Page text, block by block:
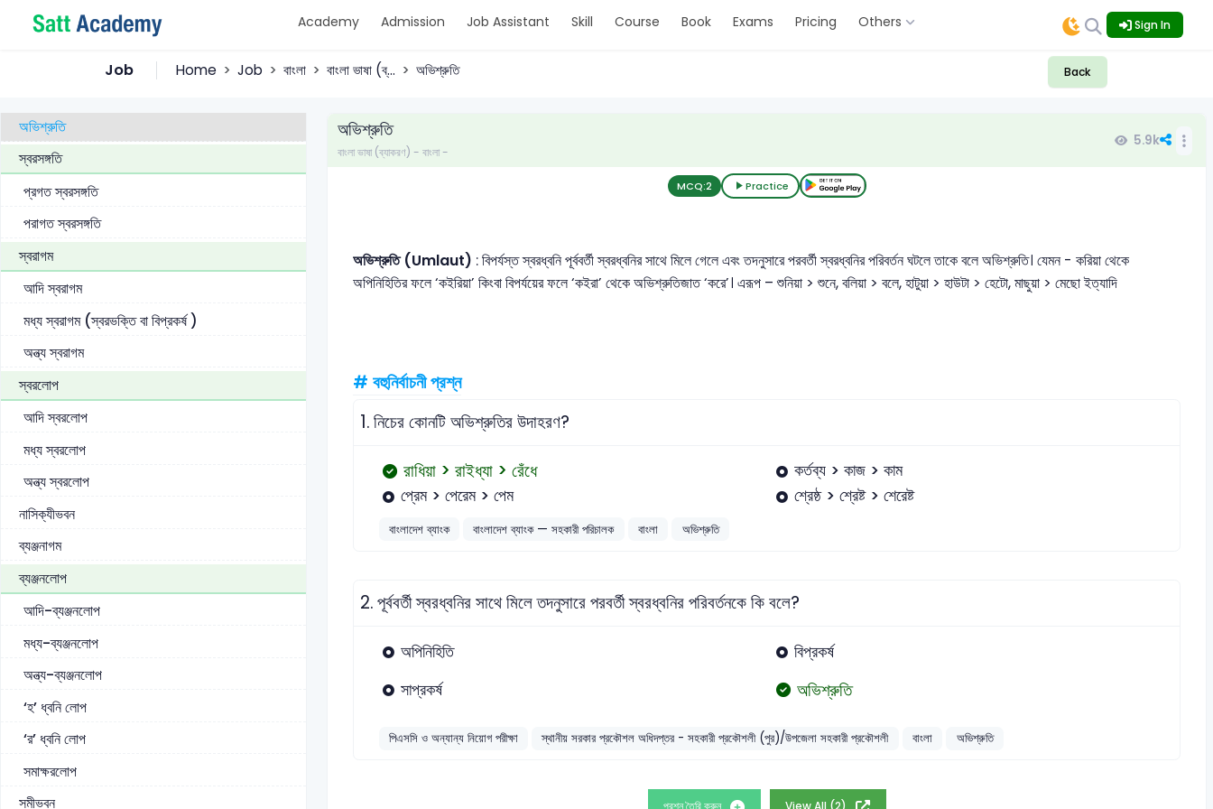
Academy Admission Job Assistant Skill Course Book Exams Pricing Others Sign In
Job Home Job বাংলা বাংলা ভাষা (ব্... অভিশ্রুতি Back
যুক্তবর্ণ
অভিশ্রুতি
স্বরসঙ্গতি
প্রগত স্বরসঙ্গতি
পরাগত স্বরসঙ্গতি
স্বরাগম
আদি স্বরাগম
মধ্য স্বরাগম (স্বরভক্তি বা বিপ্রকর্ষ )
অন্ত্য স্বরাগম
স্বরলোপ
আদি স্বরলোপ
মধ্য স্বরলোপ
অন্ত্য স্বরলোপ
নাসিক্যীভবন
ব্যঞ্জনাগম
ব্যঞ্জনলোপ
আদি-ব্যঞ্জনলোপ
মধ্য-ব্যঞ্জনলোপ
অন্ত্য-ব্যঞ্জনলোপ
‘হ’ ধ্বনি লোপ
‘র’ ধ্বনি লোপ
সমাক্ষরলোপ
সমীভবন
অভিশ্রুতি
বাংলা ভাষা (ব্যাকরণ) - বাংলা -
5.9k
MCQ:2 Practice
অভিশ্রুতি (Umlaut) : বিপর্যস্ত স্বরধ্বনি পূর্ববর্তী স্বরধ্বনির সাথে মিলে গেলে এবং তদনুসারে পরবর্তী স্বরধ্বনির পরিবর্তন ঘটলে তাকে বলে অভিশ্রুতি। যেমন - করিয়া থেকে
অপিনিহিতির ফলে ‘কইরিয়া’ কিংবা বিপর্যয়ের ফলে ‘কইরা’ থেকে অভিশ্রুতিজাত ‘করে’। এরূপ – শুনিয়া > শুনে, বলিয়া > বলে, হাটুয়া > হাউটা > হেটো, মাছুয়া > মেছো ইত্যাদি
# বহুনির্বাচনী প্রশ্ন
1.নিচের কোনটি অভিশ্রুতির উদাহরণ?
রাধিয়া > রাইধ্যা > রেঁধে
কর্তব্য > কাজ > কাম
প্রেম > পেরেম > পেম
শ্রেষ্ঠ > শ্রেষ্ট > শেরেষ্ট
বাংলাদেশ ব্যাংক বাংলাদেশ ব্যাংক — সহকারী পরিচালক বাংলা অভিশ্রুতি
2.পূর্ববর্তী স্বরধ্বনির সাথে মিলে তদনুসারে পরবর্তী স্বরধ্বনির পরিবর্তনকে কি বলে?
অপিনিহিতি
বিপ্রকর্ষ
সাপ্রকর্ষ
অভিশ্রুতি
পিএসসি ও অন্যান্য নিয়োগ পরীক্ষা স্থানীয় সরকার প্রকৌশল অধিদপ্তর - সহকারী প্রকৌশলী (পুর)/উপজেলা সহকারী প্রকৌশলী বাংলা অভিশ্রুতি